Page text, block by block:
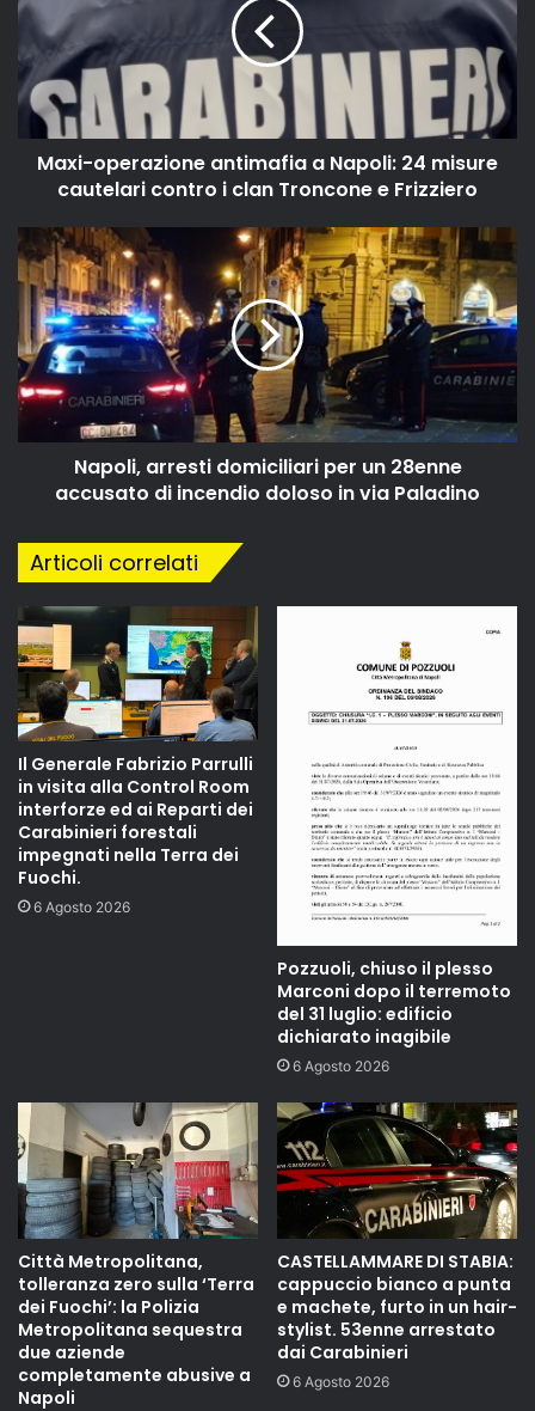
Maxi-operazione antimafia a Napoli: 24 misure
cautelari contro i clan Troncone e Frizziero
Napoli, arresti domiciliari per un 28enne
accusato di incendio doloso in via Paladino
Articoli correlati
Il Generale Fabrizio Parrulli
in visita alla Control Room
interforze ed ai Reparti dei
Carabinieri forestali
impegnati nella Terra dei
Fuochi.
6 Agosto 2026
Pozzuoli, chiuso il plesso
Marconi dopo il terremoto
del 31 luglio: edificio
dichiarato inagibile
6 Agosto 2026
Città Metropolitana,
tolleranza zero sulla ‘Terra
dei Fuochi’: la Polizia
Metropolitana sequestra
due aziende
completamente abusive a
Napoli
CASTELLAMMARE DI STABIA:
cappuccio bianco a punta
e machete, furto in un hair-
stylist. 53enne arrestato
dai Carabinieri
6 Agosto 2026